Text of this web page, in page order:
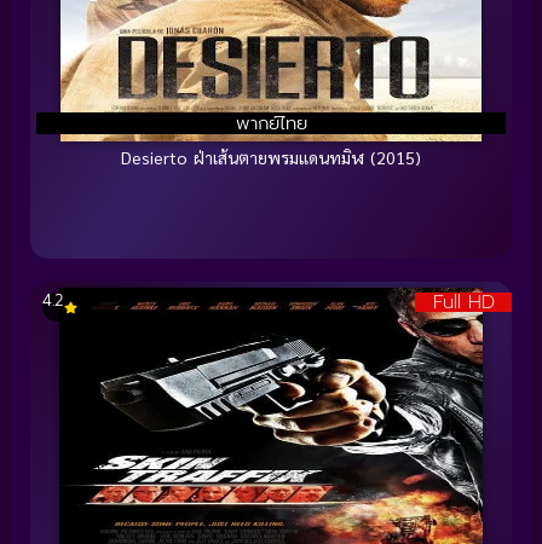
พากย์ไทย
Desierto ฝ่าเส้นตายพรมแดนทมิฬ (2015)
Full HD
4.2